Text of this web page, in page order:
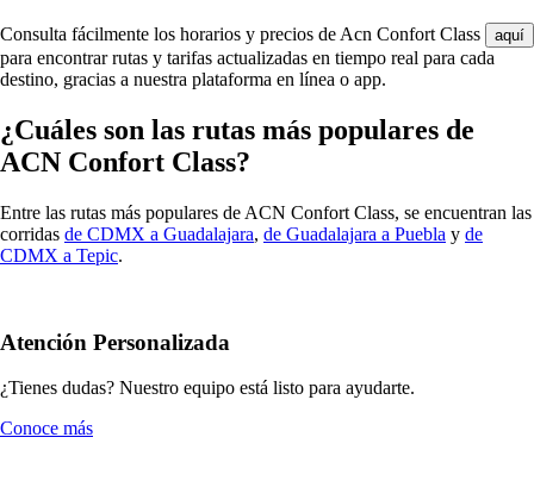
Consulta fácilmente los horarios y precios de Acn Confort Class aquí
para encontrar rutas y tarifas actualizadas en tiempo real para cada
destino, gracias a nuestra plataforma en línea o app.
¿Cuáles son las rutas más populares de
ACN Confort Class?
Entre las rutas más populares de ACN Confort Class, se encuentran las
corridas de CDMX a Guadalajara, de Guadalajara a Puebla y de
CDMX a Tepic.
Atención Personalizada
¿Tienes dudas? Nuestro equipo está listo para ayudarte.
Conoce más